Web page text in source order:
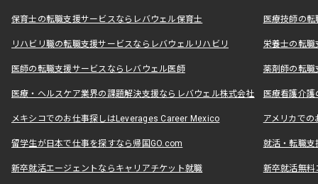
保育士の転職支援サービスならレバウェル保育士 医療技師の
リハビリ職の転職支援サービスならレバウェルリハビリ 栄養士の転
医師の転職支援サービスならレバウェル医師 薬剤師の転
医療・ヘルスケア業界の課題解決支援ならレバウェル株式会社 医療看護介
メキシコでのお仕事探しはLeverages Career Mexico アメリカで
留学生が日本で仕事を探すなら帰国GO.com 就活・転職
新卒就活エージェントならキャリアチケット就職 新卒就活無料